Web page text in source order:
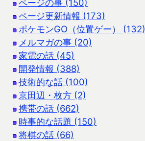
ページの事 (150)
ページ更新情報 (173)
ポケモンGO（位置ゲー） (132)
メルマガの事 (20)
家電の話 (45)
開発情報 (388)
技術的な話 (100)
京田辺・枚方 (2)
携帯の話 (662)
時事的な話題 (150)
将棋の話 (66)